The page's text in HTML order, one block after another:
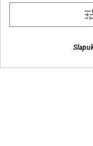
Sutinku, kad